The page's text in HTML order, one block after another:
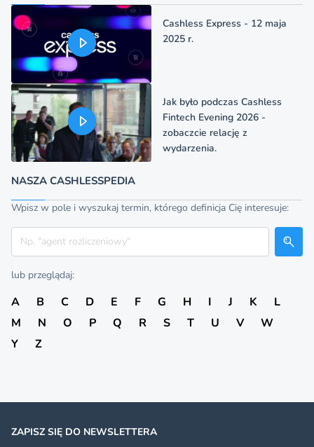
Cashless Express - 12 maja
2025 r.
Jak było podczas Cashless
Fintech Evening 2026 -
zobaczcie relację z
wydarzenia.
NASZA CASHLESSPEDIA
Wpisz w pole i wyszukaj termin, którego definicja Cię interesuje:
Szukaj
lub przeglądaj:
A B C D E F G H I J K
L
M
N O P Q R S T U V
W
Y
Z
ZAPISZ SIĘ DO NEWSLETTERA